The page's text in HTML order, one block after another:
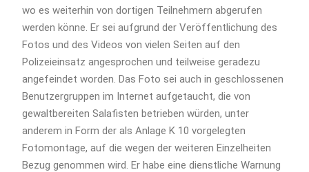
wo es weiterhin von dortigen Teilnehmern abgerufen
werden könne. Er sei aufgrund der Veröffentlichung des
Fotos und des Videos von vielen Seiten auf den
Polizeieinsatz angesprochen und teilweise geradezu
angefeindet worden. Das Foto sei auch in geschlossenen
Benutzergruppen im Internet aufgetaucht, die von
gewaltbereiten Salafisten betrieben würden, unter
anderem in Form der als Anlage K 10 vorgelegten
Fotomontage, auf die wegen der weiteren Einzelheiten
Bezug genommen wird. Er habe eine dienstliche Warnung